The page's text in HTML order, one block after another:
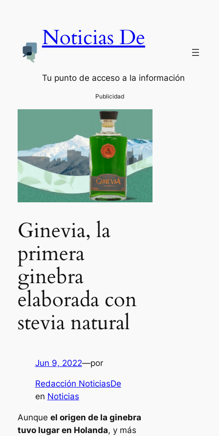
Noticias De
Tu punto de acceso a la información
Ginevia, la
primera
ginebra
elaborada con
stevia natural
Jun 9, 2022—por
Redacción NoticiasDe
en Noticias
Aunque el origen de la ginebra
tuvo lugar en Holanda, y más